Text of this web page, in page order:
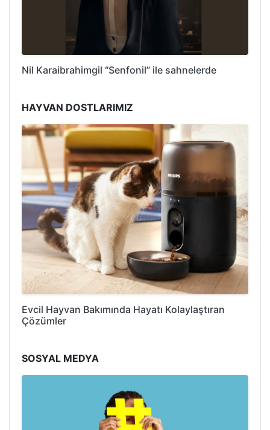
Nil Karaibrahimgil “Senfonil” ile sahnelerde
HAYVAN DOSTLARIMIZ
Evcil Hayvan Bakımında Hayatı Kolaylaştıran
Çözümler
SOSYAL MEDYA